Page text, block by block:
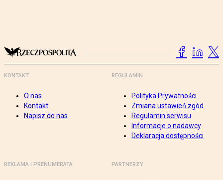
KONTAKT
O nas
Kontakt
Napisz do nas
REGULAMIN
Polityka Prywatności
Zmiana ustawień zgód
Regulamin serwisu
Informacje o nadawcy
Deklaracja dostępności
REKLAMA I PRENUMERATA PARTNERZY